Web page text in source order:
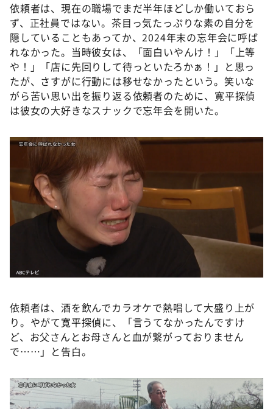
依頼者は、現在の職場でまだ半年ほどしか働いておら
ず、正社員ではない。茶目っ気たっぷりな素の自分を
隠していることもあってか、2024年末の忘年会に呼ば
れなかった。当時彼女は、「面白いやんけ！」「上等
や！」「店に先回りして待っといたろかぁ！」と思っ
たが、さすがに行動には移せなかったという。笑いな
がら苦い思い出を振り返る依頼者のために、寛平探偵
は彼女の大好きなスナックで忘年会を開いた。
依頼者は、酒を飲んでカラオケで熱唱して大盛り上が
り。やがて寛平探偵に、「言うてなかったんですけ
ど、お父さんとお母さんと血が繋がっておりません
で……」と告白。